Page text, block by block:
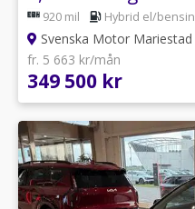
920 mil Hybrid el/bensin
Svenska Motor Mariestad
fr. 5 663 kr/mån
349 500 kr